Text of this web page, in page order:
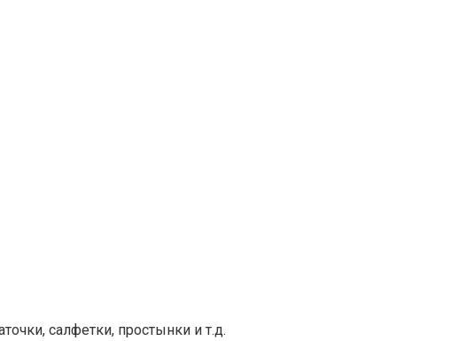
салфетки, простынки и т.д.